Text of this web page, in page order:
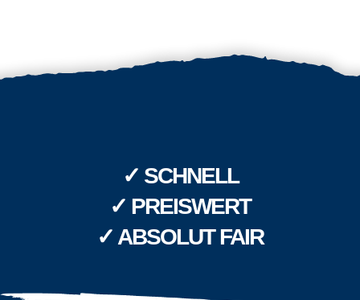
✓ SCHNELL
✓ PREISWERT
✓ ABSOLUT FAIR